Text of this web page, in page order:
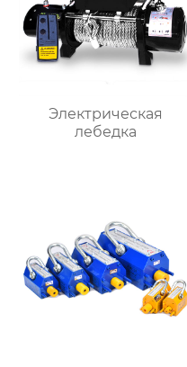
Электрическая
лебедка